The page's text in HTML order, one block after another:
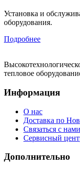
Установка и
оборудования.
Подробнее
тепловое
Информация
О нас
Доставка по
Связаться с нами
Сервисный
Дополнительно